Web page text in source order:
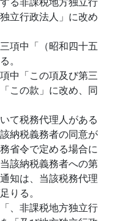
立行政法人」に改め
項中「（昭和四十五
。
中「この項及び第三
この款」に改め、同
て税務代理人がある
納税義務者の同意が
省令で定める場合に
該納税義務者への第
知は、当該税務代理
りる。
、非課税地方独立行